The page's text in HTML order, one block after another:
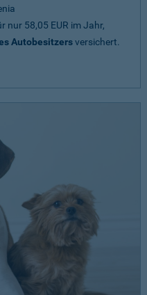
58,05 EUR im Jahr,
Autobesitzersversichert.